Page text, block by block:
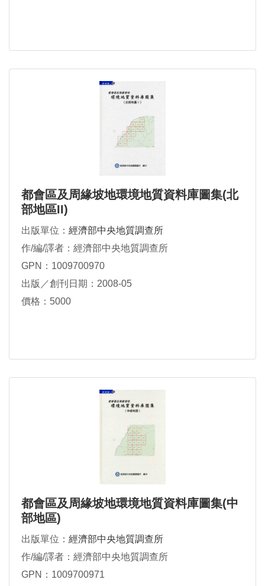
都會區及周緣坡地環境地質資料庫圖集(北
部地區II)
出版單位： 經濟部中央地質調查所
作/編/譯者：經濟部中央地質調查所
GPN：1009700970
出版／創刊日期：2008-05
價格：5000
都會區及周緣坡地環境地質資料庫圖集(中
部地區)
出版單位： 經濟部中央地質調查所
作/編/譯者：經濟部中央地質調查所
GPN：1009700971